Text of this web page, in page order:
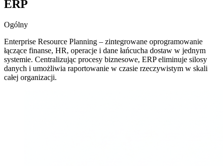
ERP
Ogólny
Enterprise Resource Planning – zintegrowane oprogramowanie
łączące finanse, HR, operacje i dane łańcucha dostaw w jednym
systemie. Centralizując procesy biznesowe, ERP eliminuje silosy
danych i umożliwia raportowanie w czasie rzeczywistym w skali
całej organizacji.